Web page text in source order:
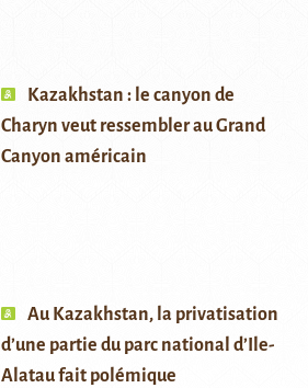
Kazakhstan : le canyon de
Charyn veut ressembler au Grand
Canyon américain
Au Kazakhstan, la privatisation
d’une partie du parc national d’Ile-
Alatau fait polémique